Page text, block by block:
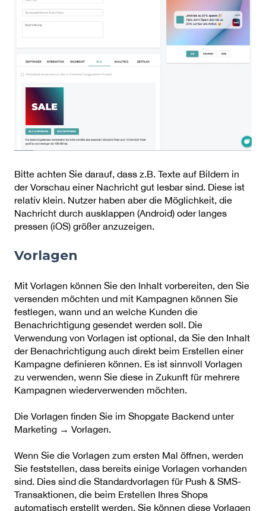
Bitte achten Sie darauf, dass z.B. Texte auf Bildern in
der Vorschau einer Nachricht gut lesbar sind. Diese ist
relativ klein. Nutzer haben aber die Möglichkeit, die
Nachricht durch ausklappen (Android) oder langes
pressen (iOS) größer anzuzeigen.
Vorlagen
Mit Vorlagen können Sie den Inhalt vorbereiten, den Sie
versenden möchten und mit Kampagnen können Sie
festlegen, wann und an welche Kunden die
Benachrichtigung gesendet werden soll. Die
Verwendung von Vorlagen ist optional, da Sie den Inhalt
der Benachrichtigung auch direkt beim Erstellen einer
Kampagne definieren können. Es ist sinnvoll Vorlagen
zu verwenden, wenn Sie diese in Zukunft für mehrere
Kampagnen wiederverwenden möchten.
Die Vorlagen finden Sie im Shopgate Backend unter
Marketing → Vorlagen.
Wenn Sie die Vorlagen zum ersten Mal öffnen, werden
Sie feststellen, dass bereits einige Vorlagen vorhanden
sind. Dies sind die Standardvorlagen für Push & SMS-
Transaktionen, die beim Erstellen Ihres Shops
automatisch erstellt werden. Sie können diese Vorlagen